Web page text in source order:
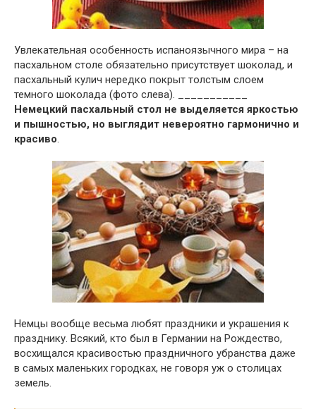
Увлекательная особенность испаноязычного мира – на
пасхальном столе обязательно присутствует шоколад, и
пасхальный кулич нередко покрыт толстым слоем
темного шоколада (фото слева). ___________
Немецкий пасхальный стол не выделяется яркостью
и пышностью, но выглядит невероятно гармонично и
красиво.
Немцы вообще весьма любят праздники и украшения к
празднику. Всякий, кто был в Германии на Рождество,
восхищался красивостью праздничного убранства даже
в самых маленьких городках, не говоря уж о столицах
земель.